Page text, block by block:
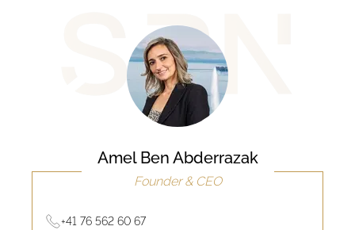
Amel Ben Abderrazak
Founder & CEO
+41 76 562 60 67